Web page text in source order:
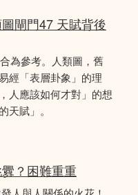
閘門47 天賦背後
為參考。人類圖，舊
經「表層卦象」的理
人應該如何才對」的想
天賦」。
？困難重重